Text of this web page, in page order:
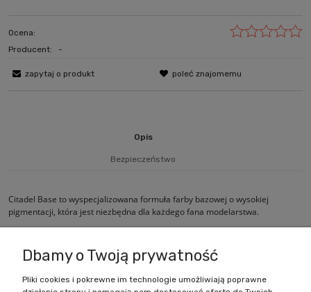
Ocena:
Producent:
-
zapytaj o produkt poleć znajomemu
Opis
Bezpieczeństwo
Citadel Base to wyspecjalizowana formuła farby bazowej o wysokiej
pigmentacji, która jest niezbędna dla każdego fana modelarstwa.
Dbamy o Twoją prywatność
Pliki cookies i pokrewne im technologie umożliwiają poprawne